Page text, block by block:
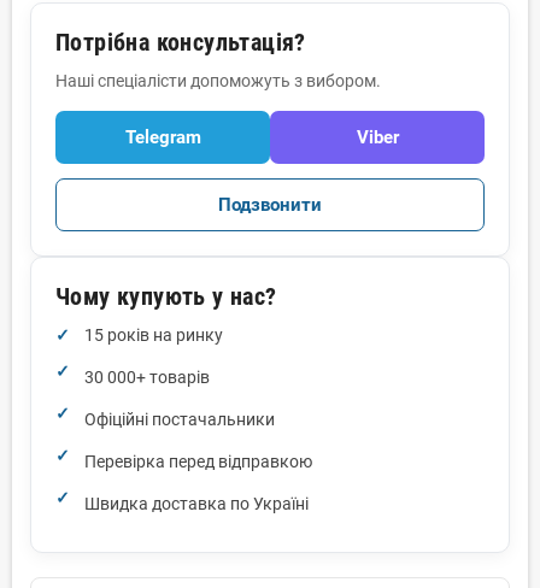
Потрібна консультація?
Наші спеціалісти допоможуть з вибором.
Telegram Viber
Подзвонити
Чому купують у нас?
15 років на ринку
30 000+ товарів
Офіційні постачальники
Перевірка перед відправкою
Швидка доставка по Україні